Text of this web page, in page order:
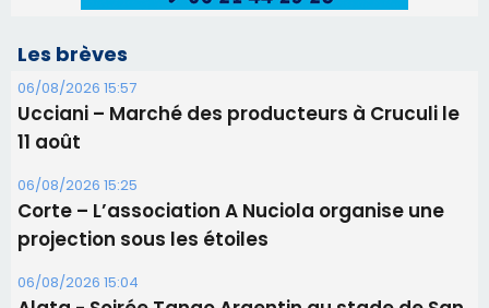
Alata - Soirée Tango Argentin au stade de San
Benedetto
05/08/2026 09:53
Biguglia : messe de la Sainte-Marie et
procession le 14 août
31/07/2026 08:24
Tennis - Début ce week-end du tournoi du
RCPV